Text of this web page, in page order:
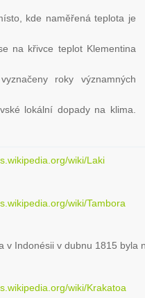
kde naměřená teplota je
na křivce teplot Klementina
roky významných
lokální dopady na klima.
wiki/Laki
wiki/Tambora
v Indonésii v dubnu 1815
wiki/Krakatoa